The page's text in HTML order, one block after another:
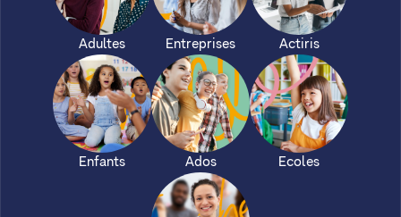
Adultes Entreprises Actiris
Enfants Ados Ecoles